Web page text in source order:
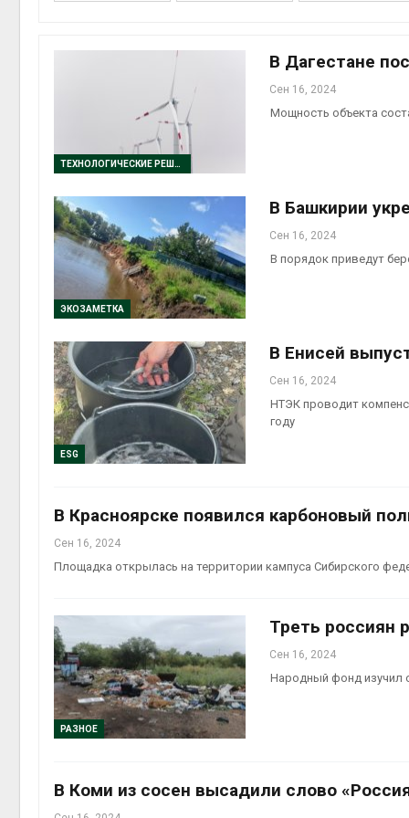
ТЕХНОЛОГИЧЕСКИЕ РЕШЕНИЯ
В Дагестане
Сен 16, 2024
Мощность объекта
ЭКОЗАМЕТКА
В Башкирии
Сен 16, 2024
В порядок приведут
ESG
В Енисей
Сен 16, 2024
НТЭК проводит
году
В Красноярске появился карбоновый
Сен 16, 2024
Площадка открылась на территории кампуса Сибирского
РАЗНОЕ
Треть россиян
Сен 16, 2024
Народный фонд изучил
В Коми из сосен высадили слово
Авг 6,